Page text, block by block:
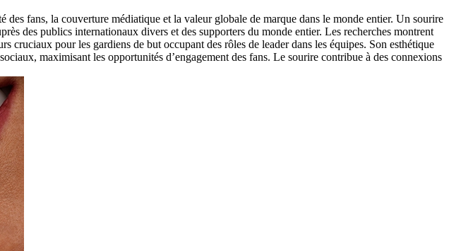
fans, la couverture médiatique et la valeur globale de marque dans le monde entier. Un sourire
des publics internationaux divers et des supporters du monde entier. Les recherches montrent
cruciaux pour les gardiens de but occupant des rôles de leader dans les équipes. Son esthétique
maximisant les opportunités d’engagement des fans. Le sourire contribue à des connexions